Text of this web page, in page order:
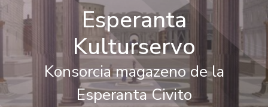
Esperanta
Kulturservo
Konsorcia magazeno de la
Esperanta Civito